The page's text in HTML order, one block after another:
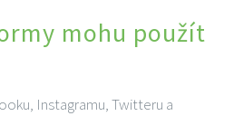
mohu použít
Instagramu, Twitteru a